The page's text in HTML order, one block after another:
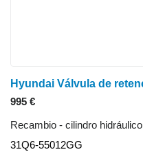
995 €
Recambio - cilindro hidráulico
31Q6-55012GG